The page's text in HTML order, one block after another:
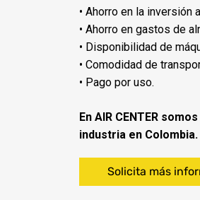
• Ahorro en la inversión
• Ahorro en gastos de
• Disponibilidad de
• Comodidad de
• Pago por uso.
En AIR CENTER
industria en Colombia.
Solicita más